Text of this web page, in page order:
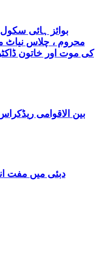
بوائز ہائی
محروم ، چلاس نیاٹ
کی موت اور خاتون
بین الاقوامی
دبئی میں مفت